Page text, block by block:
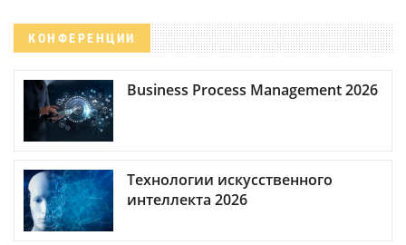
КОНФЕРЕНЦИИ
Business Process Management 2026
Технологии искусственного
интеллекта 2026